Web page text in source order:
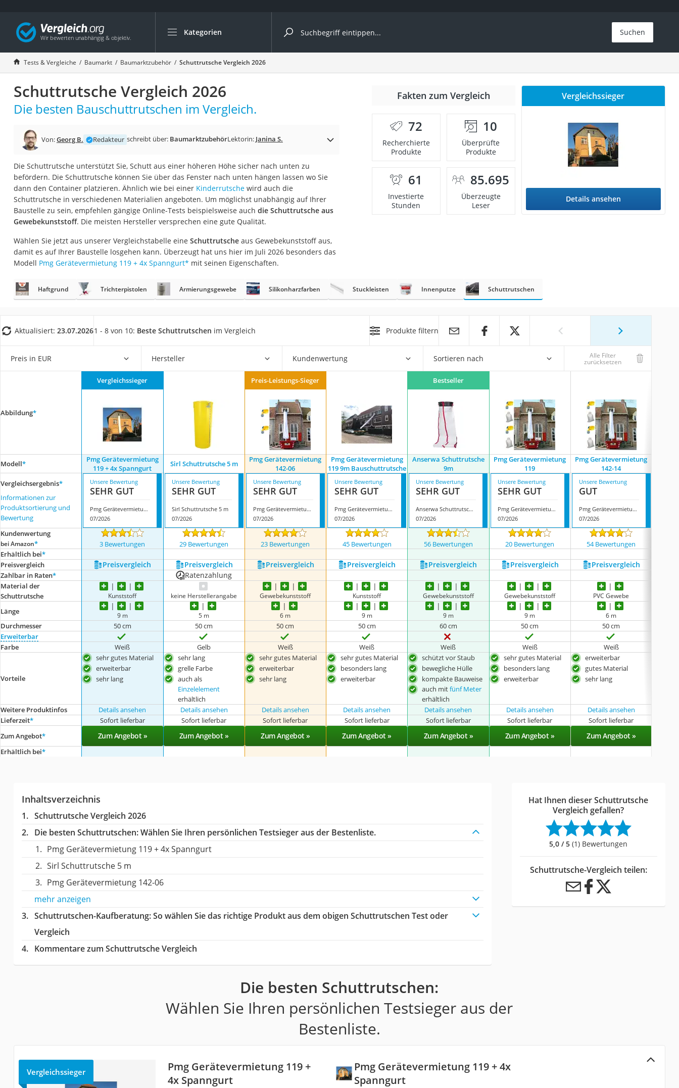
Kategorien
Die beliebtesten Vergleiche nach Kategorie
Baumarkt
Tresor feuerfest
Makita-Akku-Rasenmäher
Kappsäge
Smartes Türschloss
Akku-Rasentrimmer
Split-Klimaanlage 2 Innengeräte
Pelletofen
Bohrmaschine
Tiefbrunnenpumpe
Hochdruckreiniger
Doppelschleifer
Überwachungskamera
Benzinrasenmäher mit Elektrostart
Löschdecke
Winterharte Palmen
Suchen
Tests & Vergleiche Baumarkt Baumarktzubehör Schuttrutsche Vergleich 2026
Schuttrutsche Vergleich 2026
Die besten Bauschuttrutschen im Vergleich.
Von:Georg B. Redakteur schreibt über: BaumarktzubehörLektorin: Janina S.
Die Schuttrutsche unterstützt Sie, Schutt aus einer höheren Höhe sicher nach unten zu
befördern. Die Schuttrutsche können Sie über das Fenster nach unten hängen lassen wo Sie
dann den Container platzieren. Ähnlich wie bei einer Kinderrutschewird auch die
Schuttrutsche in verschiedenen Materialien angeboten. Um möglichst unabhängig auf Ihrer
Baustelle zu sein, empfehlen gängige Online-Tests beispielsweise auch die Schuttrutsche aus
Gewebekunststoff. Die meisten Hersteller versprechen eine gute Qualität.
Wählen Sie jetzt aus unserer Vergleichstabelle eine Schuttrutscheaus Gewebekunststoff aus,
damit es auf Ihrer Baustelle losgehen kann. Überzeugt hat uns hier im Juli 2026 besonders das
Modell Pmg Gerätevermietung 119 + 4x Spanngurt* mit seinen Eigenschaften.
Fakten zum Vergleich
72
Recherchierte
Produkte
10
Überprüfte
Produkte
61
Investierte
Stunden
85.695
Überzeugte
Leser
Vergleichssieger
Details ansehen
Haftgrund Trichterpistolen Armierungsgewebe Silikonharzfarben Stuckleisten Innenputze Schuttrutschen
Aktualisiert: 23.07.20261 - 8 von 10: Beste Schuttrutschen im Vergleich Produkte filtern
Preis in EUR Hersteller Kundenwertung Sortieren nach Alle Filter
zurücksetzen
Abbildung*
Vergleichssieger Preis-Leistungs-Sieger Bestseller
Modell*
Pmg Gerätevermietung
119 + 4x Spanngurt
Sirl Schuttrutsche 5 m
Pmg Gerätevermietung
142-06
Pmg Gerätevermietung
119 9m Bauschuttrutsche
Anserwa Schuttrutsche
9m
Pmg Gerätevermietung
119
Pmg Gerätevermietung
‎142-14
Vergleichsergebnis*
Informationen zur
Produktsortierung und
Bewertung
Unsere Bewertung
SEHR GUT
Pmg Gerätevermietung 119 + 4x Spanngurt
07/2026
Unsere Bewertung
SEHR GUT
Sirl Schuttrutsche 5 m
07/2026
Unsere Bewertung
SEHR GUT
Pmg Gerätevermietung 142-06
07/2026
Unsere Bewertung
SEHR GUT
Pmg Gerätevermietung 119 9m Bauschuttrutsche
07/2026
Unsere Bewertung
SEHR GUT
Anserwa Schuttrutsche 9m
07/2026
Unsere Bewertung
SEHR GUT
Pmg Gerätevermietung 119
07/2026
Unsere Bewertung
GUT
Pmg Gerätevermietung ‎142-14
07/2026
Kundenwertung
bei Amazon* 3 Bewertungen 29 Bewertungen 23 Bewertungen 45 Bewertungen 56 Bewertungen 20 Bewertungen 54 Bewertungen
Erhältlich bei*
Preis­vergleich
Preis­vergleich Preis­vergleich Preis­vergleich Preis­vergleich Preis­vergleich Preis­vergleich Preis­vergleich
Zahlbar in Raten* Ratenzahlung
Material der
Schuttrutsche
Kunststoff keine Herstellerangabe Gewebekunststoff Kunststoff Gewebekunststoff Gewebekunststoff PVC Gewebe
Länge 9 m 5 m 6 m 9 m 9 m 9 m 6 m
Durchmesser 50 cm 50 cm 50 cm 50 cm 60 cm 50 cm
50 cm
Erweiterbar
Farbe
Weiß Gelb Weiß Weiß Weiß Weiß Weiß
Vorteile
sehr gutes Material
erweiterbar
sehr lang
sehr lang
grelle Farbe
auch als
Einzelelement
erhältlich
sehr gutes Material
erweiterbar
sehr lang
sehr gutes Material
besonders lang
erweiterbar
schützt vor Staub
bewegliche Hülle
kompakte Bauweise
auch mitfünf Meter
erhältlich
sehr gutes Material
besonders lang
erweiterbar
erweiterbar
gutes Material
sehr lang
Weitere Produktinfos Details ansehen Details ansehen Details ansehen Details ansehen Details ansehen Details ansehen
Details ansehen
Lieferzeit* Sofort lieferbar Sofort lieferbar Sofort lieferbar Sofort lieferbar Sofort lieferbar Sofort lieferbar Sofort lieferbar
Zum Angebot* Zum Angebot » Zum Angebot » Zum Angebot » Zum Angebot » Zum Angebot » Zum Angebot » Zum Angebot »
Erhältlich bei*
Inhaltsverzeichnis
Schuttrutsche Vergleich 2026
Die besten Schuttrutschen:Wählen Sie Ihren persönlichen Testsieger aus der Bestenliste.
Pmg Gerätevermietung 119 + 4x Spanngurt
Sirl Schuttrutsche 5 m
Pmg Gerätevermietung 142-06
mehr anzeigen
Schuttrutschen-Kaufberatung: So wählen Sie das richtige Produkt aus dem obigen Schuttrutschen Test oder
Vergleich
Kommentare zum Schuttrutsche Vergleich
Hat Ihnen dieser Schuttrutsche
Vergleich gefallen?
5,0 / 5 (1) Bewertungen
Schuttrutsche-Vergleich teilen:
Die besten Schuttrutschen:
Wählen Sie Ihren persönlichen Testsieger aus der
Bestenliste.
Pmg Gerätevermietung 119 + 4x
Spanngurt
Vergleichssieger
Pmg Gerätevermietung 119 +
4x Spanngurt